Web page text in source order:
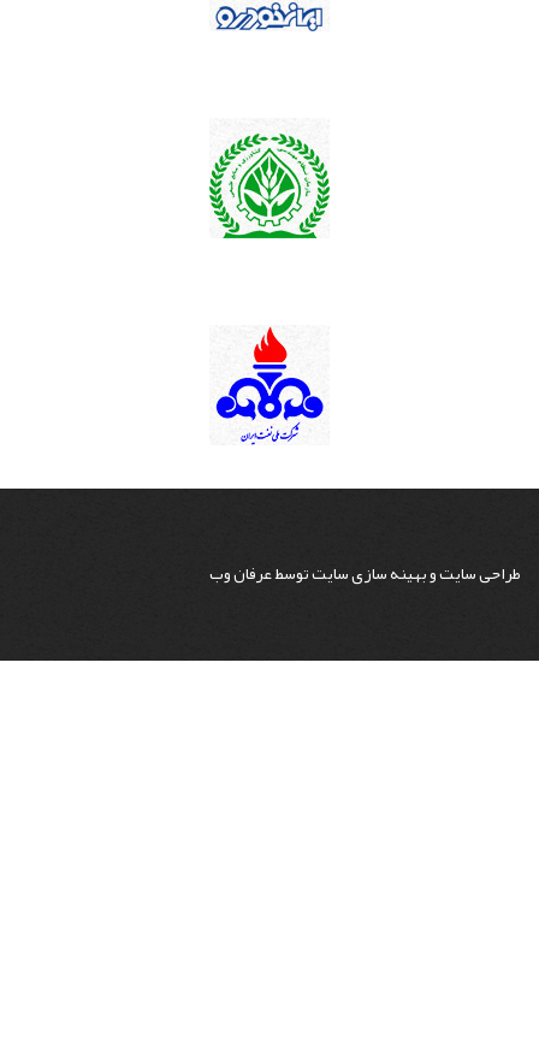
طراحی سایتوبهینه سازی سایتتوسطعرفان وب